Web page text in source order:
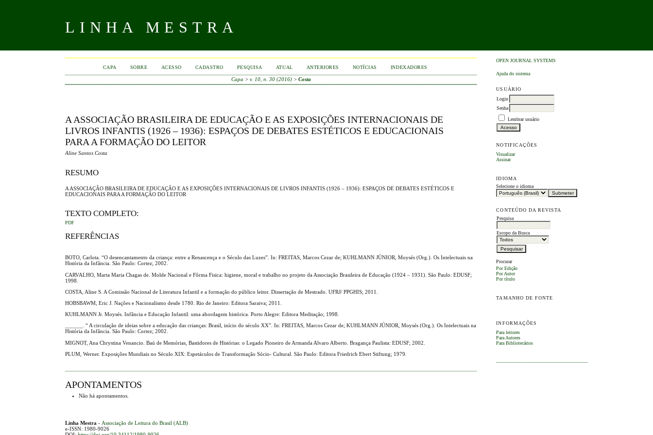
LINHA MESTRA
OPEN JOURNAL SYSTEMS
Ajuda do sistema
USUÁRIO
Login
Senha
Lembrar usuário
NOTIFICAÇÕES
Visualizar
Assinar
IDIOMA
Selecione o idioma
CONTEÚDO DA REVISTA
Pesquisa
Escopo da Busca
Procurar
Por Edição
Por Autor
Por título
TAMANHO DE FONTE
INFORMAÇÕES
Para leitores
Para Autores
Para Bibliotecários
CAPA SOBRE ACESSO CADASTRO PESQUISA ATUAL ANTERIORES NOTÍCIAS INDEXADORES
Capa > v. 10, n. 30 (2016)> Costa
A ASSOCIAÇÃO BRASILEIRA DE EDUCAÇÃO E AS EXPOSIÇÕES INTERNACIONAIS DE
LIVROS INFANTIS (1926 – 1936): ESPAÇOS DE DEBATES ESTÉTICOS E EDUCACIONAIS
PARA A FORMAÇÃO DO LEITOR
Aline Santos Costa
RESUMO
A ASSOCIAÇÃO BRASILEIRA DE EDUCAÇÃO E AS EXPOSIÇÕES INTERNACIONAIS DE LIVROS INFANTIS (1926 – 1936): ESPAÇOS DE DEBATES ESTÉTICOS E
EDUCACIONAIS PARA A FORMAÇÃO DO LEITOR
TEXTO COMPLETO:
PDF
REFERÊNCIAS
BOTO, Carlota. “O desencantamento da criança: entre a Renascença e o Século das Luzes”. In: FREITAS, Marcos Cezar de; KUHLMANN JÚNIOR, Moysés (Org.). Os Intelectuais na
História da Infância. São Paulo: Cortez; 2002.
CARVALHO, Marta Maria Chagas de. Molde Nacional e Fôrma Fisica: higiene, moral e trabalho no projeto da Associação Brasileira de Educação (1924 – 1931). São Paulo: EDUSF;
1998.
COSTA, Aline S. A Comissão Nacional de Literatura Infantil e a formação do público leitor. Dissertação de Mestrado. UFRJ/ PPGHIS; 2011.
HOBSBAWM, Eric J. Nações e Nacionalismo desde 1780. Rio de Janeiro: Editora Saraiva; 2011.
KUHLMANN Jr. Moysés. Infância e Educação Infantil: uma abordagem histórica. Porto Alegre: Editora Meditação; 1998.
______. “ A circulação de ideias sobre a educação das crianças: Brasil, início do século XX”. In: FREITAS, Marcos Cezar de; KUHLMANN JÚNIOR, Moysés (Org.). Os Intelectuais na
História da Infância. São Paulo: Cortez; 2002.
MIGNOT, Ana Chrystina Venancio. Baú de Memórias, Bastidores de Histórias: o Legado Pioneiro de Armanda Alvaro Alberto. Bragança Paulista: EDUSF; 2002.
PLUM, Werner. Exposições Mundiais no Século XIX: Espetáculos de Transformação Sócio- Cultural. São Paulo: Editora Friedrich Ebert Stiftung; 1979.
APONTAMENTOS
Não há apontamentos.
Linha Mestra- Associação de Leitura do Brasil (ALB)
e-ISSN: 1980-9026